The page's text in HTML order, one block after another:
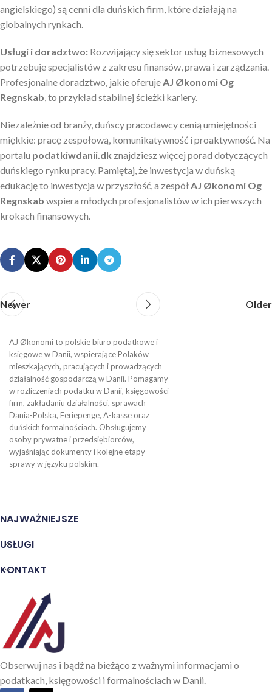
angielskiego) są cenni dla duńskich firm, które działają na
globalnych rynkach.
Usługi i doradztwo: Rozwijający się sektor usług biznesowych
potrzebuje specjalistów z zakresu finansów, prawa i zarządzania.
Profesjonalne doradztwo, jakie oferujeAJ Økonomi Og
Regnskab, to przykład stabilnej ścieżki kariery.
Niezależnie od branży, duńscy pracodawcy cenią umiejętności
miękkie: pracę zespołową, komunikatywność i proaktywność. Na
portalu podatkiwdanii.dk znajdziesz więcej porad dotyczących
duńskiego rynku pracy. Pamiętaj, że inwestycja w duńską
edukację to inwestycja w przyszłość, a zespółAJ Økonomi Og
Regnskab wspiera młodych profesjonalistów w ich pierwszych
krokach finansowych.
Newer Older
AJ Økonomi to polskie biuro podatkowe i
księgowe w Danii, wspierające Polaków
mieszkających, pracujących i prowadzących
działalność gospodarczą w Danii. Pomagamy
w rozliczeniach podatku w Danii, księgowości
firm, zakładaniu działalności, sprawach
Dania-Polska, Feriepenge, A-kasse oraz
duńskich formalnościach. Obsługujemy
osoby prywatne i przedsiębiorców,
wyjaśniając dokumenty i kolejne etapy
sprawy w języku polskim.
NAJWAŻNIEJSZE
USŁUGI
KONTAKT
Obserwuj nas i bądź na bieżąco z ważnymi informacjami o
podatkach, księgowości i formalnościach w Danii.